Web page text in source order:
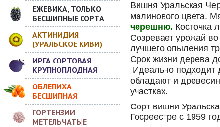
ЕЖЕВИКА, ТОЛЬКО
БЕСШИПНЫЕ СОРТА
АКТИНИДИЯ
(УРАЛЬСКОЕ КИВИ)
ИРГА СОРТОВАЯ
КРУПНОПЛОДНАЯ
ОБЛЕПИХА
БЕСШИПНАЯ
ГОРТЕНЗИИ
МЕТЕЛЬЧАТЫЕ
Вишня Уральская
малинового цвета.
черешню. Косточка
Созревает урожай
лучшего опыления
Срок жизни дерева
Идеально подходит
обладают и
участках.
Сорт вишни
Госреестре с 1959